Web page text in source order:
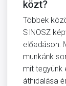
közt?
Többek
SINOSZ
előadáson.
munkánk
mit tegyünk
áthidalása